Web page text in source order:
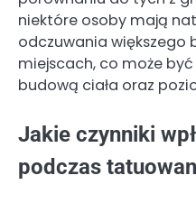
niektóre osoby mają
odczuwania większego
miejscach, co może
budową ciała oraz
Jakie czynniki
podczas